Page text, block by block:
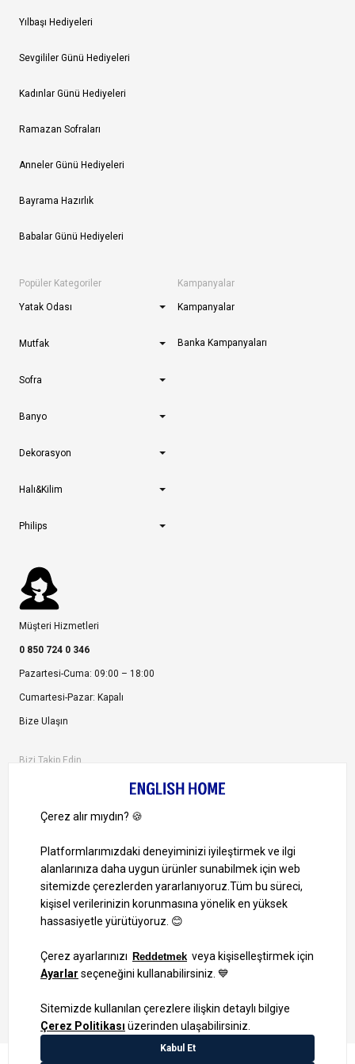
Yılbaşı Hediyeleri
Sevgililer Günü Hediyeleri
Kadınlar Günü Hediyeleri
Ramazan Sofraları
Anneler Günü Hediyeleri
Bayrama Hazırlık
Babalar Günü Hediyeleri
Popüler Kategoriler
Yatak Odası
Mutfak
Sofra
Banyo
Dekorasyon
Halı&Kilim
Philips
Kampanyalar
Kampanyalar
Banka Kampanyaları
Müşteri Hizmetleri
0 850 724 0 346
Pazartesi-Cuma: 09:00 – 18:00
Cumartesi-Pazar: Kapalı
Bize Ulaşın
Bizi Takip Edin
1000 TL ve Üzeri Alışverişlerinizde Kargo Bedava!
Bilgi Toplum Hizmetleri
KVKK Veri İşleme Politikamız
Site Haritası